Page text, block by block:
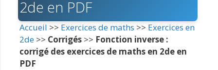
2de en PDF
Accueil >> Exercices de maths >> Exercices en
2de >> Corrigés >> Fonction inverse :
corrigé des exercices de maths en 2de en
PDF